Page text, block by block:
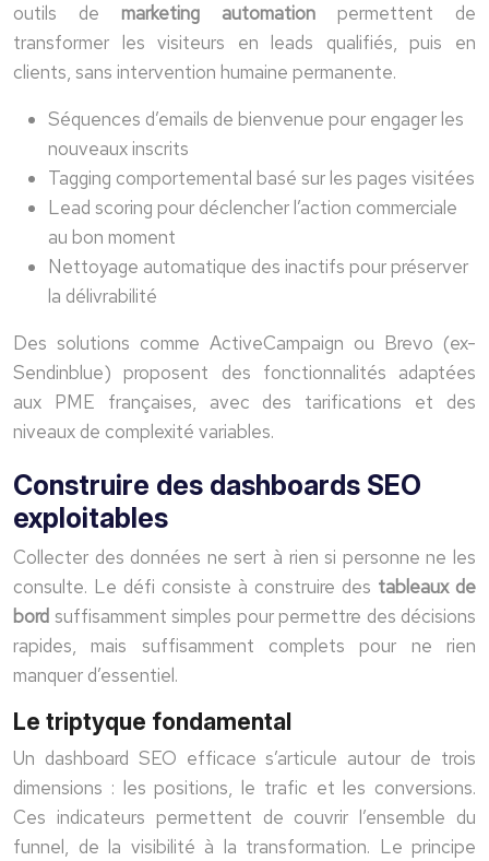
outils de marketing automation permettent de
transformer les visiteurs en leads qualifiés, puis en
clients, sans intervention humaine permanente.
Séquences d’emails de bienvenue pour engager les
nouveaux inscrits
Tagging comportemental basé sur les pages visitées
Lead scoring pour déclencher l’action commerciale
au bon moment
Nettoyage automatique des inactifs pour préserver
la délivrabilité
Des solutions comme ActiveCampaign ou Brevo (ex-
Sendinblue) proposent des fonctionnalités adaptées
aux PME françaises, avec des tarifications et des
niveaux de complexité variables.
Construire des dashboards SEO
exploitables
Collecter des données ne sert à rien si personne ne les
consulte. Le défi consiste à construire des tableaux de
bord suffisamment simples pour permettre des décisions
rapides, mais suffisamment complets pour ne rien
manquer d’essentiel.
Le triptyque fondamental
Un dashboard SEO efficace s’articule autour de trois
dimensions : les positions, le trafic et les conversions.
Ces indicateurs permettent de couvrir l’ensemble du
funnel, de la visibilité à la transformation. Le principe